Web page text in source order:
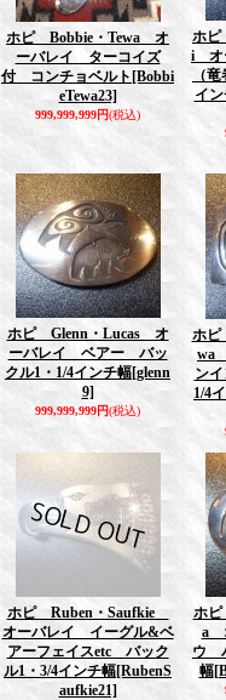
ホピ Bobbie・Tewa オ
ーバレイ ターコイズ
付 コンチョベルト [Bobbi
eTewa23]
999,999,999円(税込)
ホ
i オ
（
イ
ホピ Glenn・Lucas オ
ーバレイ ベアー バッ
クル1・1/4インチ幅[glenn
9]
999,999,999円(税込)
ホピ
wa
ン
1/4
ホピ Ruben・Saufkie
オーバレイ イーグル&ベ
アーフェイスetc バック
ル1・3/4インチ幅[RubenS
aufkie21]
ホ
a
ウ
幅